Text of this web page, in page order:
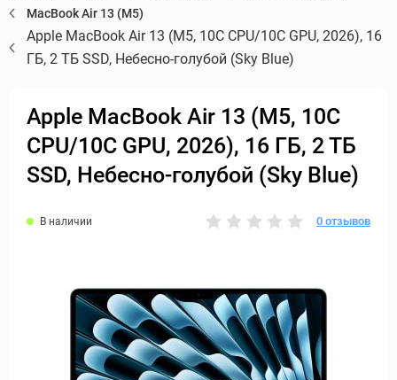
MacBook Air 13 (M5)
Apple MacBook Air 13 (M5, 10C CPU/10C GPU, 2026), 16
ГБ, 2 ТБ SSD, Небесно-голубой (Sky Blue)
Apple MacBook Air 13 (M5, 10C
CPU/10C GPU, 2026), 16 ГБ, 2 ТБ
SSD, Небесно-голубой (Sky Blue)
В наличии 0 отзывов